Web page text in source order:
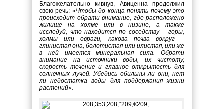
Благожелательно кивнув, Авиценна продолжил
свою речь: «Чтобы до конца понять почему это
происходит обрати внимание, где расположено
жилище на холме или в низине, а также
исследуй, что находится по соседству – горы,
холмы или овраги, какова почва вокруг –
глинистая она, болотистая или илистая, или же
в ней имеется минеральная сила. Обрати
внимание на источники воды, их чистоту,
скорость течение и главное открытость для
солнечных лучей. Убедись обильны ли они, нет
ли недостатка воды для поддержания жизни
растений».